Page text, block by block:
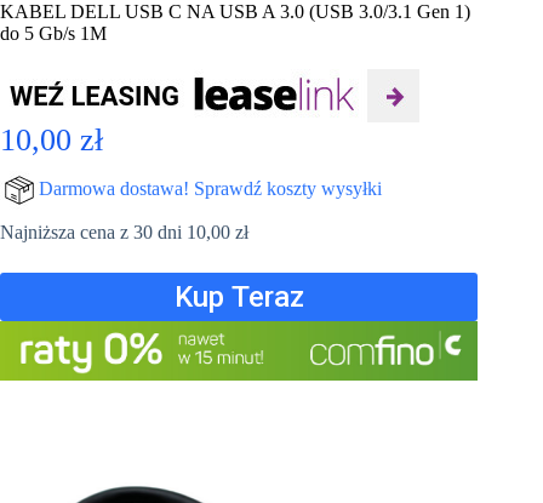
KABEL DELL USB C NA USB A 3.0 (USB 3.0/3.1 Gen 1)
do 5 Gb/s 1M
10,00 zł
Darmowa dostawa! Sprawdź koszty wysyłki
Najniższa cena z 30 dni 10,00 zł
Kup Teraz